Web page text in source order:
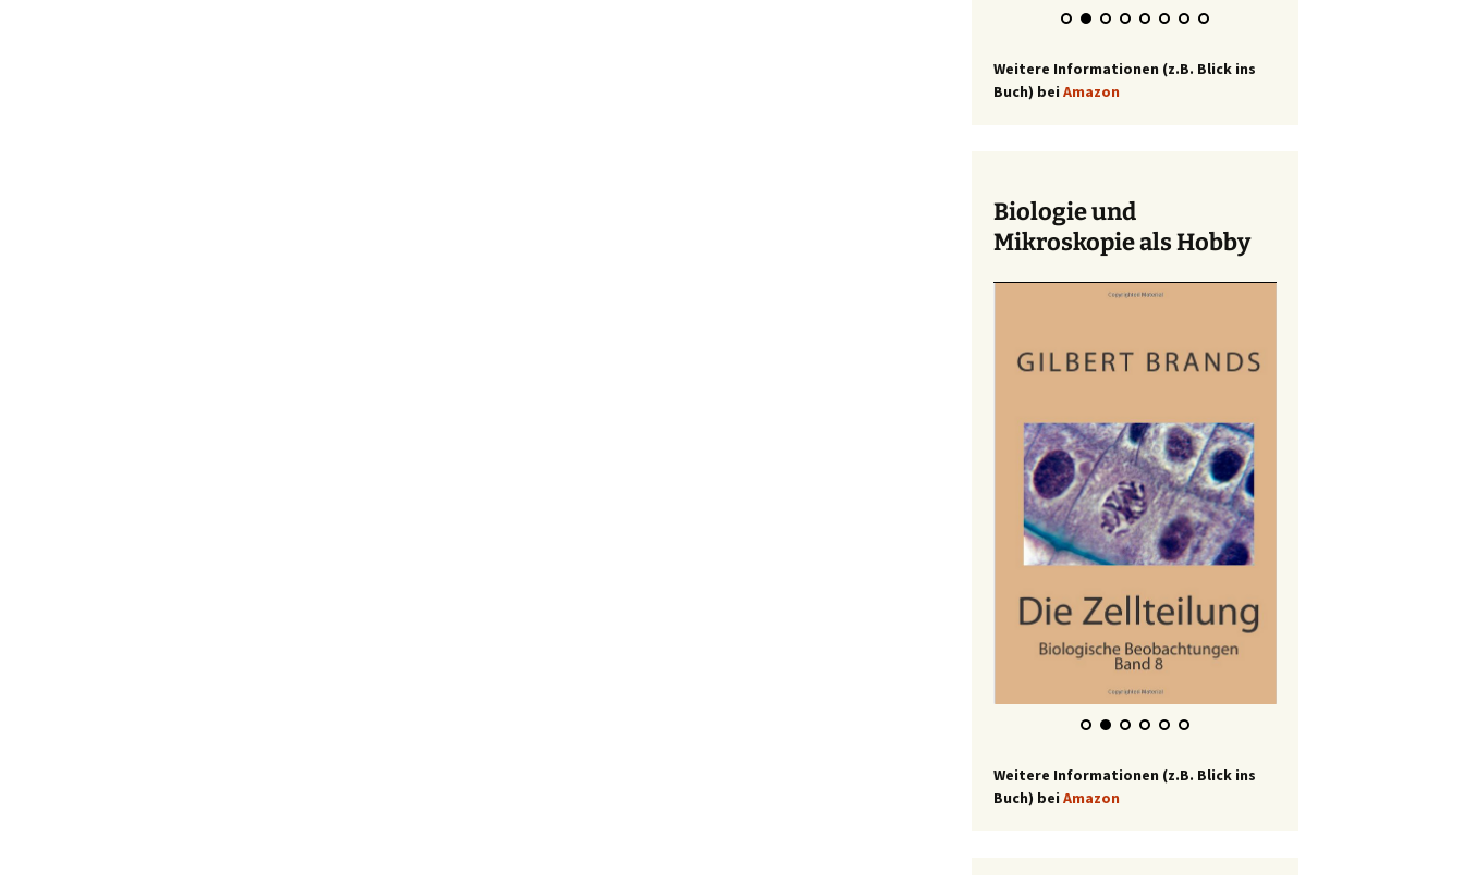
Weitere Informationen (z.B. Blick ins
Buch) bei Amazon
Biologie und
Mikroskopie als Hobby
Weitere Informationen (z.B. Blick ins
Buch) bei Amazon